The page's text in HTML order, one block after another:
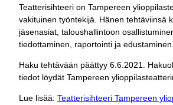
Teatterisihteeri on Tampereen
vakituinen työntekijä. Hänen tehtäviinsä
jäsenasiat, taloushallintoon
tiedottaminen, raportointi ja edustaminen.
Haku tehtävään päättyy 6.6.2021.
tiedot löydät Tampereen
Lue lisää: Teatterisihteeri Tampereen